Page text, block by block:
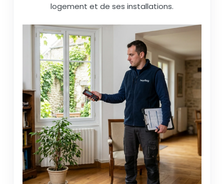
logement et de ses installations.